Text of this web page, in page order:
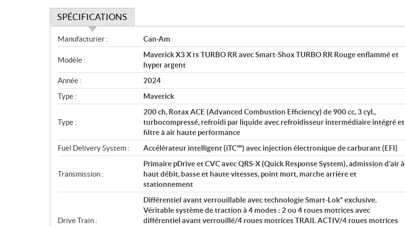
SPÉCIFICATIONS
S
p
é
c
i
f
i
a
i
o
s
Manufacturier : Can-Am
Modèle :
Maverick X3 X rs TURBO RR avec Smart-Shox TURBO RR Rouge enflammé et
hyper argent
Année :
2024
Type :
Maverick
Type :
200 ch, Rotax ACE (Advanced Combustion Efficiency) de 900 cc, 3 cyl.,
turbocompressé, refroidi par liquide avec refroidisseur intermédiaire intégré et
filtre à air haute performance
Fuel Delivery System :
Accélérateur intelligent (iTC™) avec injection électronique de carburant (EFI)
Transmission :
Primaire pDrive et CVC avec QRS-X (Quick Response System), admission d’air à
haut débit, basse et haute vitesses, point mort, marche arrière et
stationnement
Drive Train :
Différentiel avant verrouillable avec technologie Smart-Lok* exclusive.
Véritable système de traction à 4 modes : 2 ou 4 roues motrices avec
différentiel avant verrouillé/4 roues motrices TRAIL ACTIV/4 roues motrices